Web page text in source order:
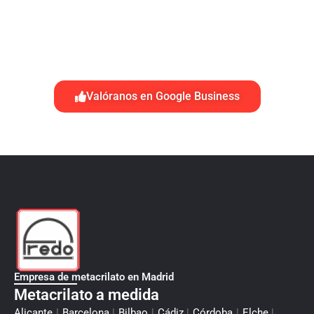
Valóranos en Google Business
Empresa de metacrilato en Madrid
Metacrilato a medida